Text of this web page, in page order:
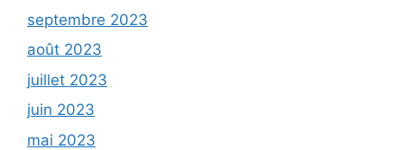
septembre 2023
août 2023
juillet 2023
juin 2023
mai 2023